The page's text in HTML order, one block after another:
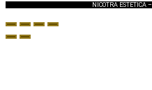
NICOTRA ESTETICA –